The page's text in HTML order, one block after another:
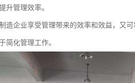
升管理效率。
造企业享受管理带来的效率和效益，又
简化管理工作。